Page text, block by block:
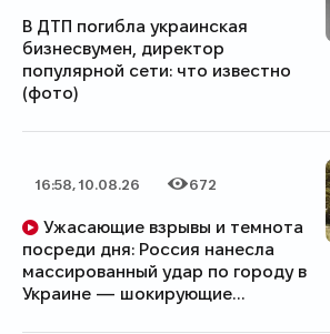
В ДТП погибла украинская
бизнесвумен, директор
популярной сети: что известно
(фото)
Дата публикации
16:58, 10.08.26
Категория
Количество просмотров
672
Ужасающие взрывы и темнота
посреди дня: Россия нанесла
массированный удар по городу в
Украине — шокирующие